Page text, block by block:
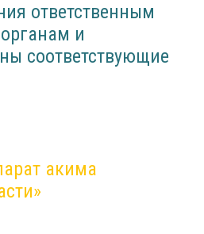
ответственным
и
соответствующие
акима